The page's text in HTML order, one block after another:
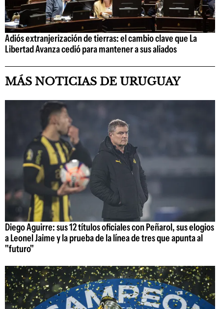
Adiós extranjerización de tierras: el cambio clave que La
Libertad Avanza cedió para mantener a sus aliados
MÁS NOTICIAS DE URUGUAY
Diego Aguirre: sus 12 títulos oficiales con Peñarol, sus elogios
a Leonel Jaime y la prueba de la línea de tres que apunta al
"futuro"